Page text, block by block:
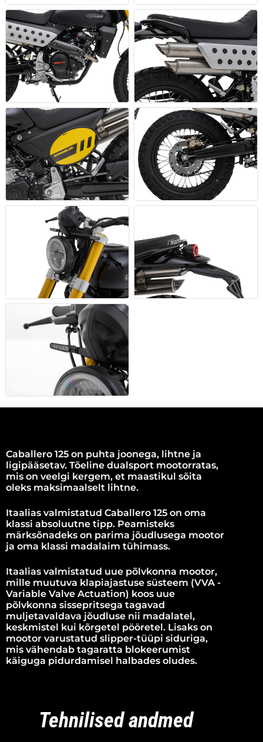
Caballero 125 on puhta joonega, lihtne ja
ligipääsetav. Tõeline dualsport mootorratas,
mis on veelgi kergem, et maastikul sõita
oleks maksimaalselt lihtne.
Itaalias valmistatud Caballero 125 on oma
klassi absoluutne tipp. Peamisteks
märksõnadeks on parima jõudlusega mootor
ja oma klassi madalaim tühimass.
Itaalias valmistatud uue põlvkonna mootor,
mille muutuva klapiajastuse süsteem (VVA -
Variable Valve Actuation) koos uue
põlvkonna sissepritsega tagavad
muljetavaldava jõudluse nii madalatel,
keskmistel kui kõrgetel pööretel. Lisaks on
mootor varustatud slipper-tüüpi siduriga,
mis vähendab tagaratta blokeerumist
käiguga pidurdamisel halbades oludes.
Tehnilised andmed